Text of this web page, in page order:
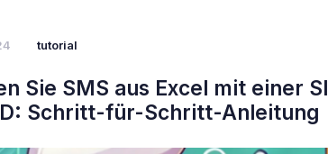
tutorial
Sie SMS aus Excel mit einer
Schritt-für-Schritt-Anleitung